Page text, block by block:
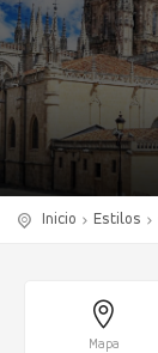
Inicio Estilos
Mapa